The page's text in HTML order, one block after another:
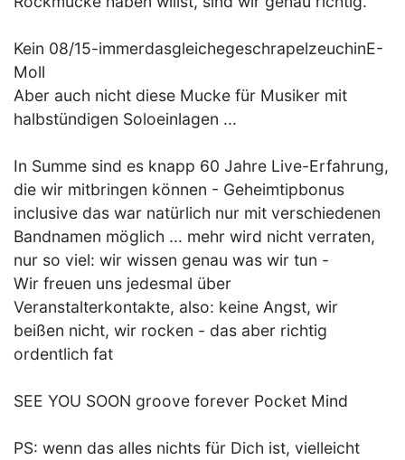
Kein 08/15-immerdasgleichegeschrapelzeuchinE-
Moll
Aber auch nicht diese Mucke für Musiker mit
halbstündigen Soloeinlagen ...
In Summe sind es knapp 60 Jahre Live-Erfahrung,
die wir mitbringen können - Geheimtipbonus
inclusive das war natürlich nur mit verschiedenen
Bandnamen möglich ... mehr wird nicht verraten,
nur so viel: wir wissen genau was wir tun -
Wir freuen uns jedesmal über
Veranstalterkontakte, also: keine Angst, wir
beißen nicht, wir rocken - das aber richtig
ordentlich fat
SEE YOU SOON groove forever Pocket Mind
PS: wenn das alles nichts für Dich ist, vielleicht